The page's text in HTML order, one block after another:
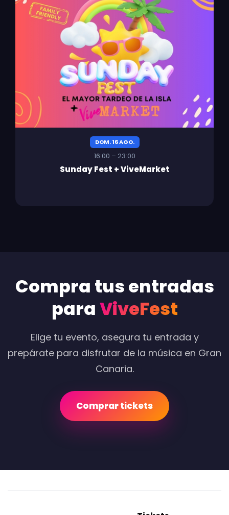
DOM. 16 AGO.
16:00 – 23:00
Sunday Fest + ViveMarket
Compra tus entradas
paraViveFest
Elige tu evento, asegura tu entrada y
prepárate para disfrutar de la música en Gran
Canaria.
Comprar tickets